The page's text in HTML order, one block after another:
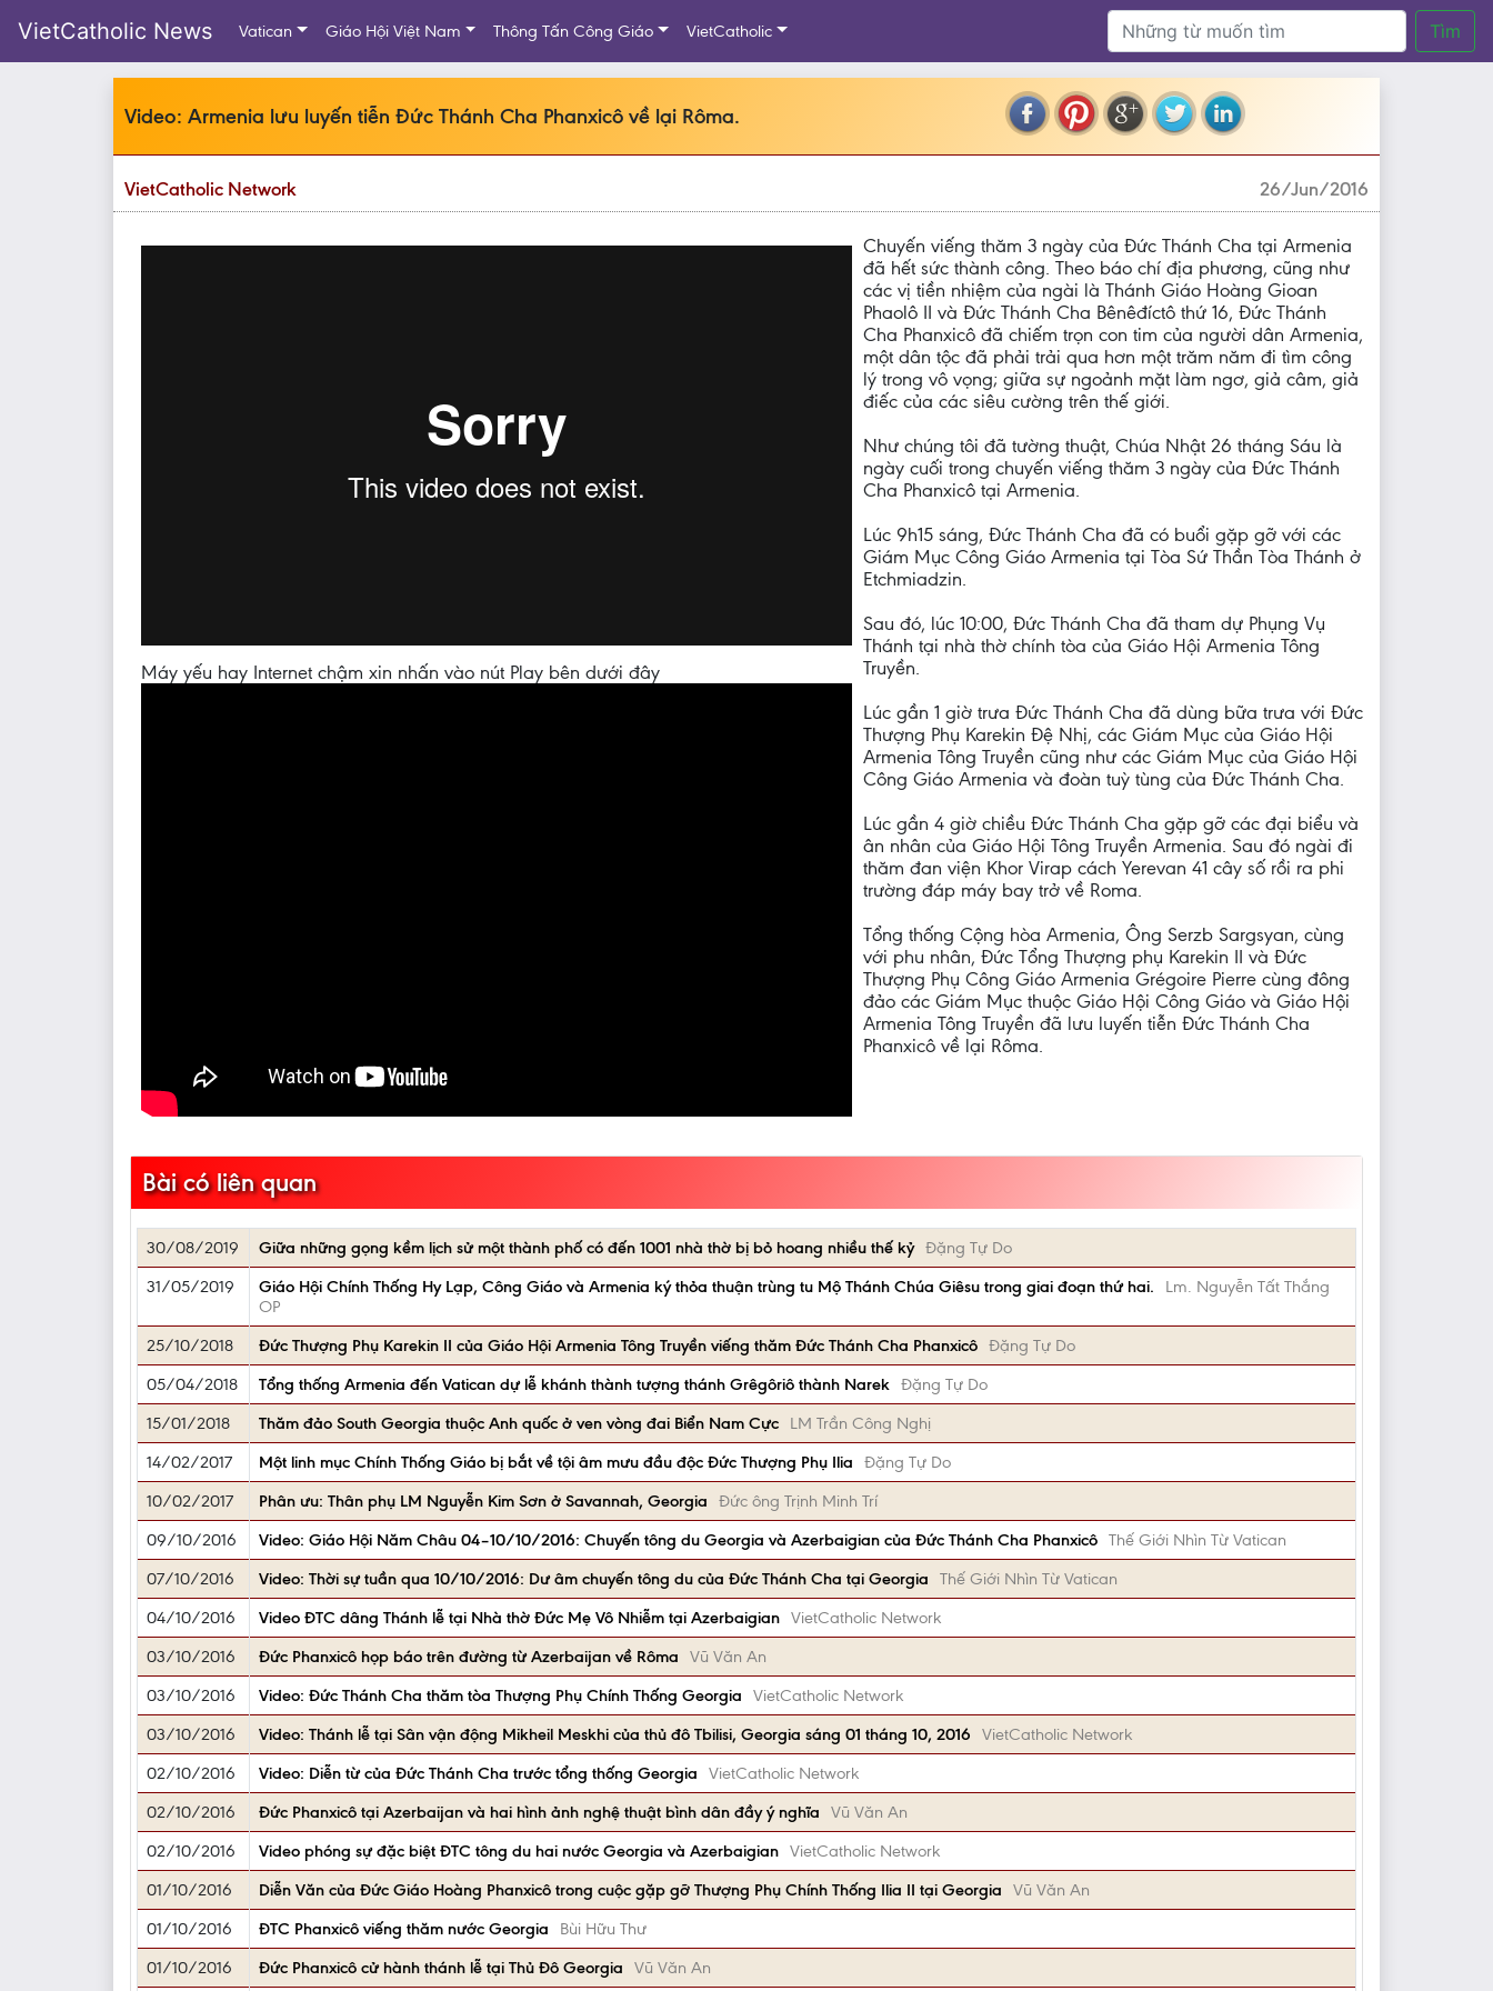
VietCatholic News Vatican Giáo Hội Việt Nam Thông Tấn Công Giáo VietCatholic Tìm
Video: Armenia lưu luyến tiễn Đức Thánh Cha Phanxicô về lại Rôma.
VietCatholic Network 26/Jun/2016
Máy yếu hay Internet chậm xin nhấn vào nút Play bên dưới đây
Chuyến viếng thăm 3 ngày của Đức Thánh Cha tại Armenia
đã hết sức thành công. Theo báo chí địa phương, cũng như
các vị tiền nhiệm của ngài là Thánh Giáo Hoàng Gioan
Phaolô II và Đức Thánh Cha Bênêđíctô thứ 16, Đức Thánh
Cha Phanxicô đã chiếm trọn con tim của người dân Armenia,
một dân tộc đã phải trải qua hơn một trăm năm đi tìm công
lý trong vô vọng; giữa sự ngoảnh mặt làm ngơ, giả câm, giả
điếc của các siêu cường trên thế giới.
Như chúng tôi đã tường thuật, Chúa Nhật 26 tháng Sáu là
ngày cuối trong chuyến viếng thăm 3 ngày của Đức Thánh
Cha Phanxicô tại Armenia.
Lúc 9h15 sáng, Đức Thánh Cha đã có buổi gặp gỡ với các
Giám Mục Công Giáo Armenia tại Tòa Sứ Thần Tòa Thánh ở
Etchmiadzin.
Sau đó, lúc 10:00, Đức Thánh Cha đã tham dự Phụng Vụ
Thánh tại nhà thờ chính tòa của Giáo Hội Armenia Tông
Truyền.
Lúc gần 1 giờ trưa Đức Thánh Cha đã dùng bữa trưa với Đức
Thượng Phụ Karekin Đệ Nhị, các Giám Mục của Giáo Hội
Armenia Tông Truyền cũng như các Giám Mục của Giáo Hội
Công Giáo Armenia và đoàn tuỳ tùng của Đức Thánh Cha.
Lúc gần 4 giờ chiều Đức Thánh Cha gặp gỡ các đại biểu và
ân nhân của Giáo Hội Tông Truyền Armenia. Sau đó ngài đi
thăm đan viện Khor Virap cách Yerevan 41 cây số rồi ra phi
trường đáp máy bay trở về Roma.
Tổng thống Cộng hòa Armenia, Ông Serzb Sargsyan, cùng
với phu nhân, Đức Tổng Thượng phụ Karekin II và Đức
Thượng Phụ Công Giáo Armenia Grégoire Pierre cùng đông
đảo các Giám Mục thuộc Giáo Hội Công Giáo và Giáo Hội
Armenia Tông Truyền đã lưu luyến tiễn Đức Thánh Cha
Phanxicô về lại Rôma.
Bài có liên quan
30/08/2019 Giữa những gọng kềm lịch sử một thành phố có đến 1001 nhà thờ bị bỏ hoang nhiều thế kỷ Đặng Tự Do
31/05/2019
Giáo Hội Chính Thống Hy Lạp, Công Giáo và Armenia ký thỏa thuận trùng tu Mộ Thánh Chúa Giêsu trong giai đoạn thứ hai.
Lm. Nguyễn Tất Thắng
OP
25/10/2018
Đức Thượng Phụ Karekin II của Giáo Hội Armenia Tông Truyền viếng thăm Đức Thánh Cha Phanxicô Đặng Tự Do
05/04/2018
Tổng thống Armenia đến Vatican dự lễ khánh thành tượng thánh Grêgôriô thành Narek Đặng Tự Do
15/01/2018
Thăm đảo South Georgia thuộc Anh quốc ở ven vòng đai Biển Nam Cực
LM Trần Công Nghị
14/02/2017
Một linh mục Chính Thống Giáo bị bắt về tội âm mưu đầu độc Đức Thượng Phụ Ilia
Đặng Tự Do
10/02/2017
Phân ưu: Thân phụ LM Nguyễn Kim Sơn ở Savannah, Georgia
Đức ông Trịnh Minh Trí
09/10/2016
Video: Giáo Hội Năm Châu 04–10/10/2016: Chuyến tông du Georgia và Azerbaigian của Đức Thánh Cha Phanxicô Thế Giới Nhìn Từ Vatican
07/10/2016
Video: Thời sự tuần qua 10/10/2016: Dư âm chuyến tông du của Đức Thánh Cha tại Georgia
Thế Giới Nhìn Từ Vatican
04/10/2016
Video ĐTC dâng Thánh lễ tại Nhà thờ Đức Mẹ Vô Nhiễm tại Azerbaigian VietCatholic Network
03/10/2016
Đức Phanxicô họp báo trên đường từ Azerbaijan về Rôma
Vũ Văn An
03/10/2016
Video: Đức Thánh Cha thăm tòa Thượng Phụ Chính Thống Georgia
VietCatholic Network
03/10/2016
Video: Thánh lễ tại Sân vận động Mikheil Meskhi của thủ đô Tbilisi, Georgia sáng 01 tháng 10, 2016
VietCatholic Network
02/10/2016
Video: Diễn từ của Đức Thánh Cha trước tổng thống Georgia
VietCatholic Network
02/10/2016
Đức Phanxicô tại Azerbaijan và hai hình ảnh nghệ thuật bình dân đầy ý nghĩa
Vũ Văn An
02/10/2016
Video phóng sự đặc biệt ĐTC tông du hai nước Georgia và Azerbaigian VietCatholic Network
01/10/2016
Diễn Văn của Đức Giáo Hoàng Phanxicô trong cuộc gặp gỡ Thượng Phụ Chính Thống Ilia II tại Georgia
Vũ Văn An
01/10/2016
ĐTC Phanxicô viếng thăm nước Georgia
Bùi Hữu Thư
01/10/2016
Đức Phanxicô cử hành thánh lễ tại Thủ Đô Georgia Vũ Văn An